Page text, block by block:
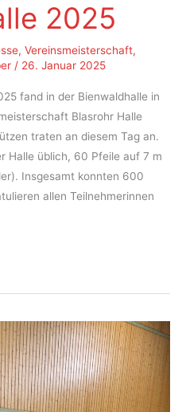
2025
, Vereinsmeisterschaft,
/ 26. Januar 2025
fand in der Bienwaldhalle in
Blasrohr Halle
traten an diesem Tag an.
Halle üblich, 60 Pfeile auf 7 m
Insgesamt konnten 600
allen Teilnehmerinnen